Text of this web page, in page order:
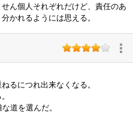
ん個人それぞれだけど、責任のあ
かれるようには思える。
るにつれ出来なくなる。
道を選んだ。